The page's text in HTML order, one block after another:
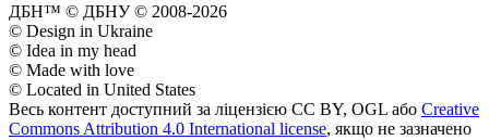
ДБН™ © ДБНУ © 2008-2026
© Design in Ukraine
© Idea in my head
© Made with love
© Located in United States
Весь контент доступний за ліцензією CC BY, OGL або Creative
Commons Attribution 4.0 International license, якщо не зазначено